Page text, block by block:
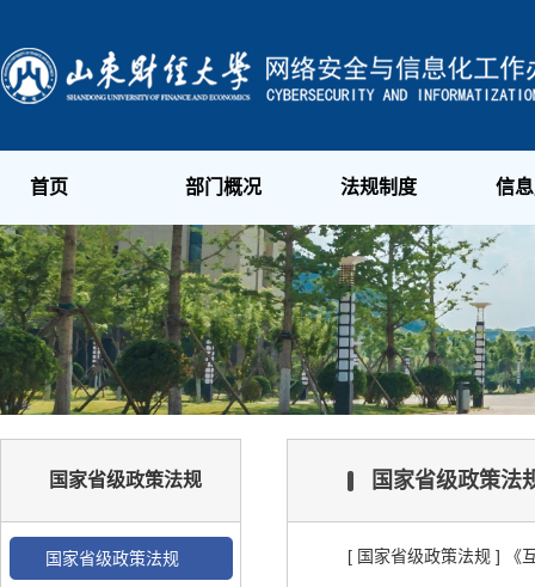
首页 部门概况 法规制度 信
国家省级政策法规
国家省级政策法规
国家省级政策法
[ 国家省级政策法规 ] 《